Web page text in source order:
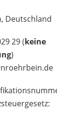
Deutschland
29 (keine
)